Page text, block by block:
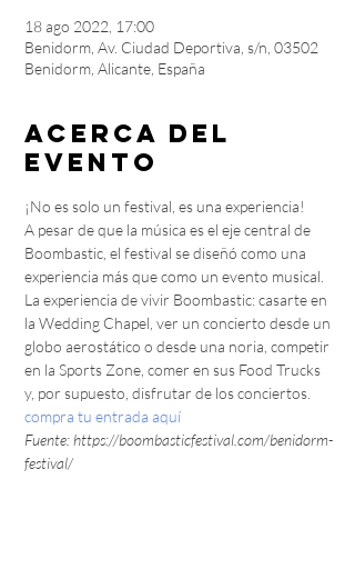
18 ago 2022, 17:00
Benidorm, Av. Ciudad Deportiva, s/n, 03502
Benidorm, Alicante, España
Acerca del
evento
¡No es solo un festival, es una experiencia!
A pesar de que la música es el eje central de
Boombastic, el festival se diseñó como una
experiencia más que como un evento musical.
La experiencia de vivir Boombastic: casarte en
la Wedding Chapel, ver un concierto desde un
globo aerostático o desde una noria, competir
en la Sports Zone, comer en sus Food Trucks
y, por supuesto, disfrutar de los conciertos.
compra tu entrada aquí
Fuente: https://boombasticfestival.com/benidorm-
festival/